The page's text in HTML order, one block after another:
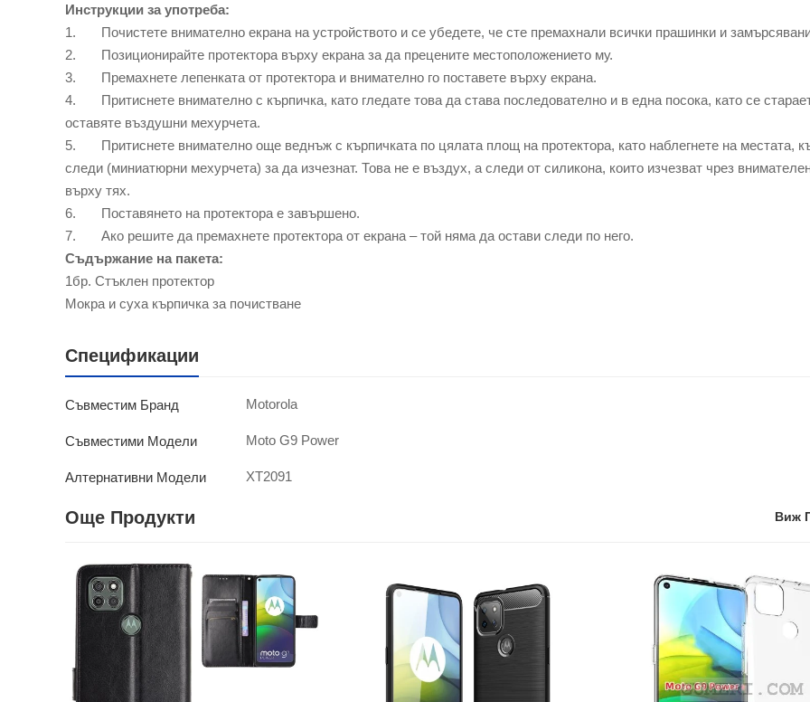
Инструкции за употреба:
1. Почистете внимателно екрана на устройството и се убедете, че сте премахнали всички прашинки и
2. Позиционирайте протектора върху екрана за да прецените местоположението му.
3. Премахнете лепенката от протектора и внимателно го поставете върху екрана.
4. Притиснете внимателно с кърпичка, като гледате това да става последователно и в една посока, като се
оставяте въздушни мехурчета.
5. Притиснете внимателно още веднъж с кърпичката по цялата площ на протектора, като наблегнете на местата,
следи (миниатюрни мехурчета) за да изчезнат. Това не е въздух, а следи от силикона, които изчезват чрез
върху тях.
6. Поставянето на протектора е завършено.
7. Ако решите да премахнете протектора от екрана – той няма да остави следи по него.
Съдържание на пакета:
1бр. Стъклен протектор
Мокра и суха кърпичка за почистване
Спецификации
Съвместим Бранд Motorola
Съвместими Модели Moto G9 Power
Алтернативни Модели XT2091
Още Продукти Виж